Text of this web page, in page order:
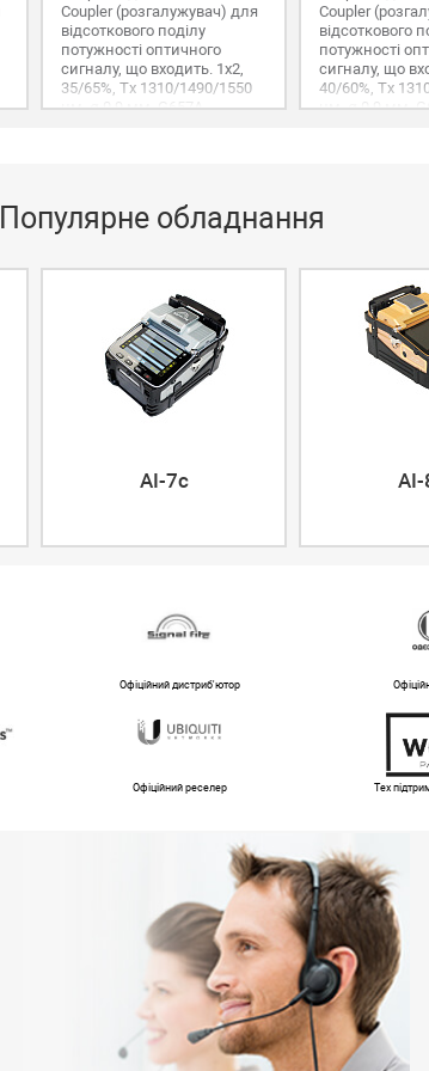
Сoupler (розгалужувач) для
відсоткового поділу
потужності оптичного
сигналу, що входить. 1х2,
35/65%, Tx 1310/1490/1550
нм, ø 0,9 мм, G657A,
Сoupler
відсоткового
потужності
сигналу, що
40/60%, Tx
нм, ø 0,9 мм,
Популярне обладнання
AI-7c AI-
Офіційний дистриб'ютор
Офіційний реселер Тех